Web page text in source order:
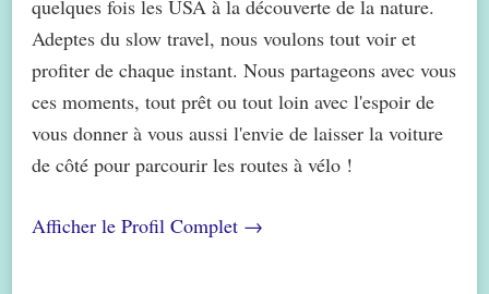
quelques fois les USA à la découverte de la nature.
Adeptes du slow travel, nous voulons tout voir et
profiter de chaque instant. Nous partageons avec vous
ces moments, tout prêt ou tout loin avec l'espoir de
vous donner à vous aussi l'envie de laisser la voiture
de côté pour parcourir les routes à vélo !
Afficher le Profil Complet →